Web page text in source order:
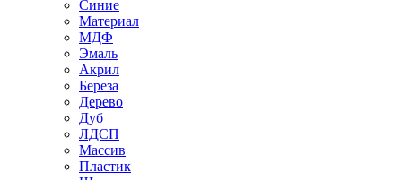
Синие
Материал
МДФ
Эмаль
Акрил
Береза
Дерево
Дуб
ЛДСП
Массив
Пластик